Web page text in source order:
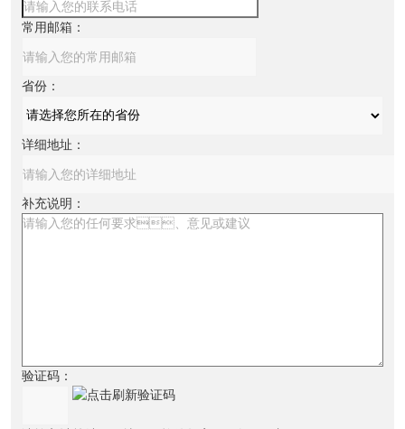
常用邮箱：
省份：
详细地址：
补充说明：
验证码：